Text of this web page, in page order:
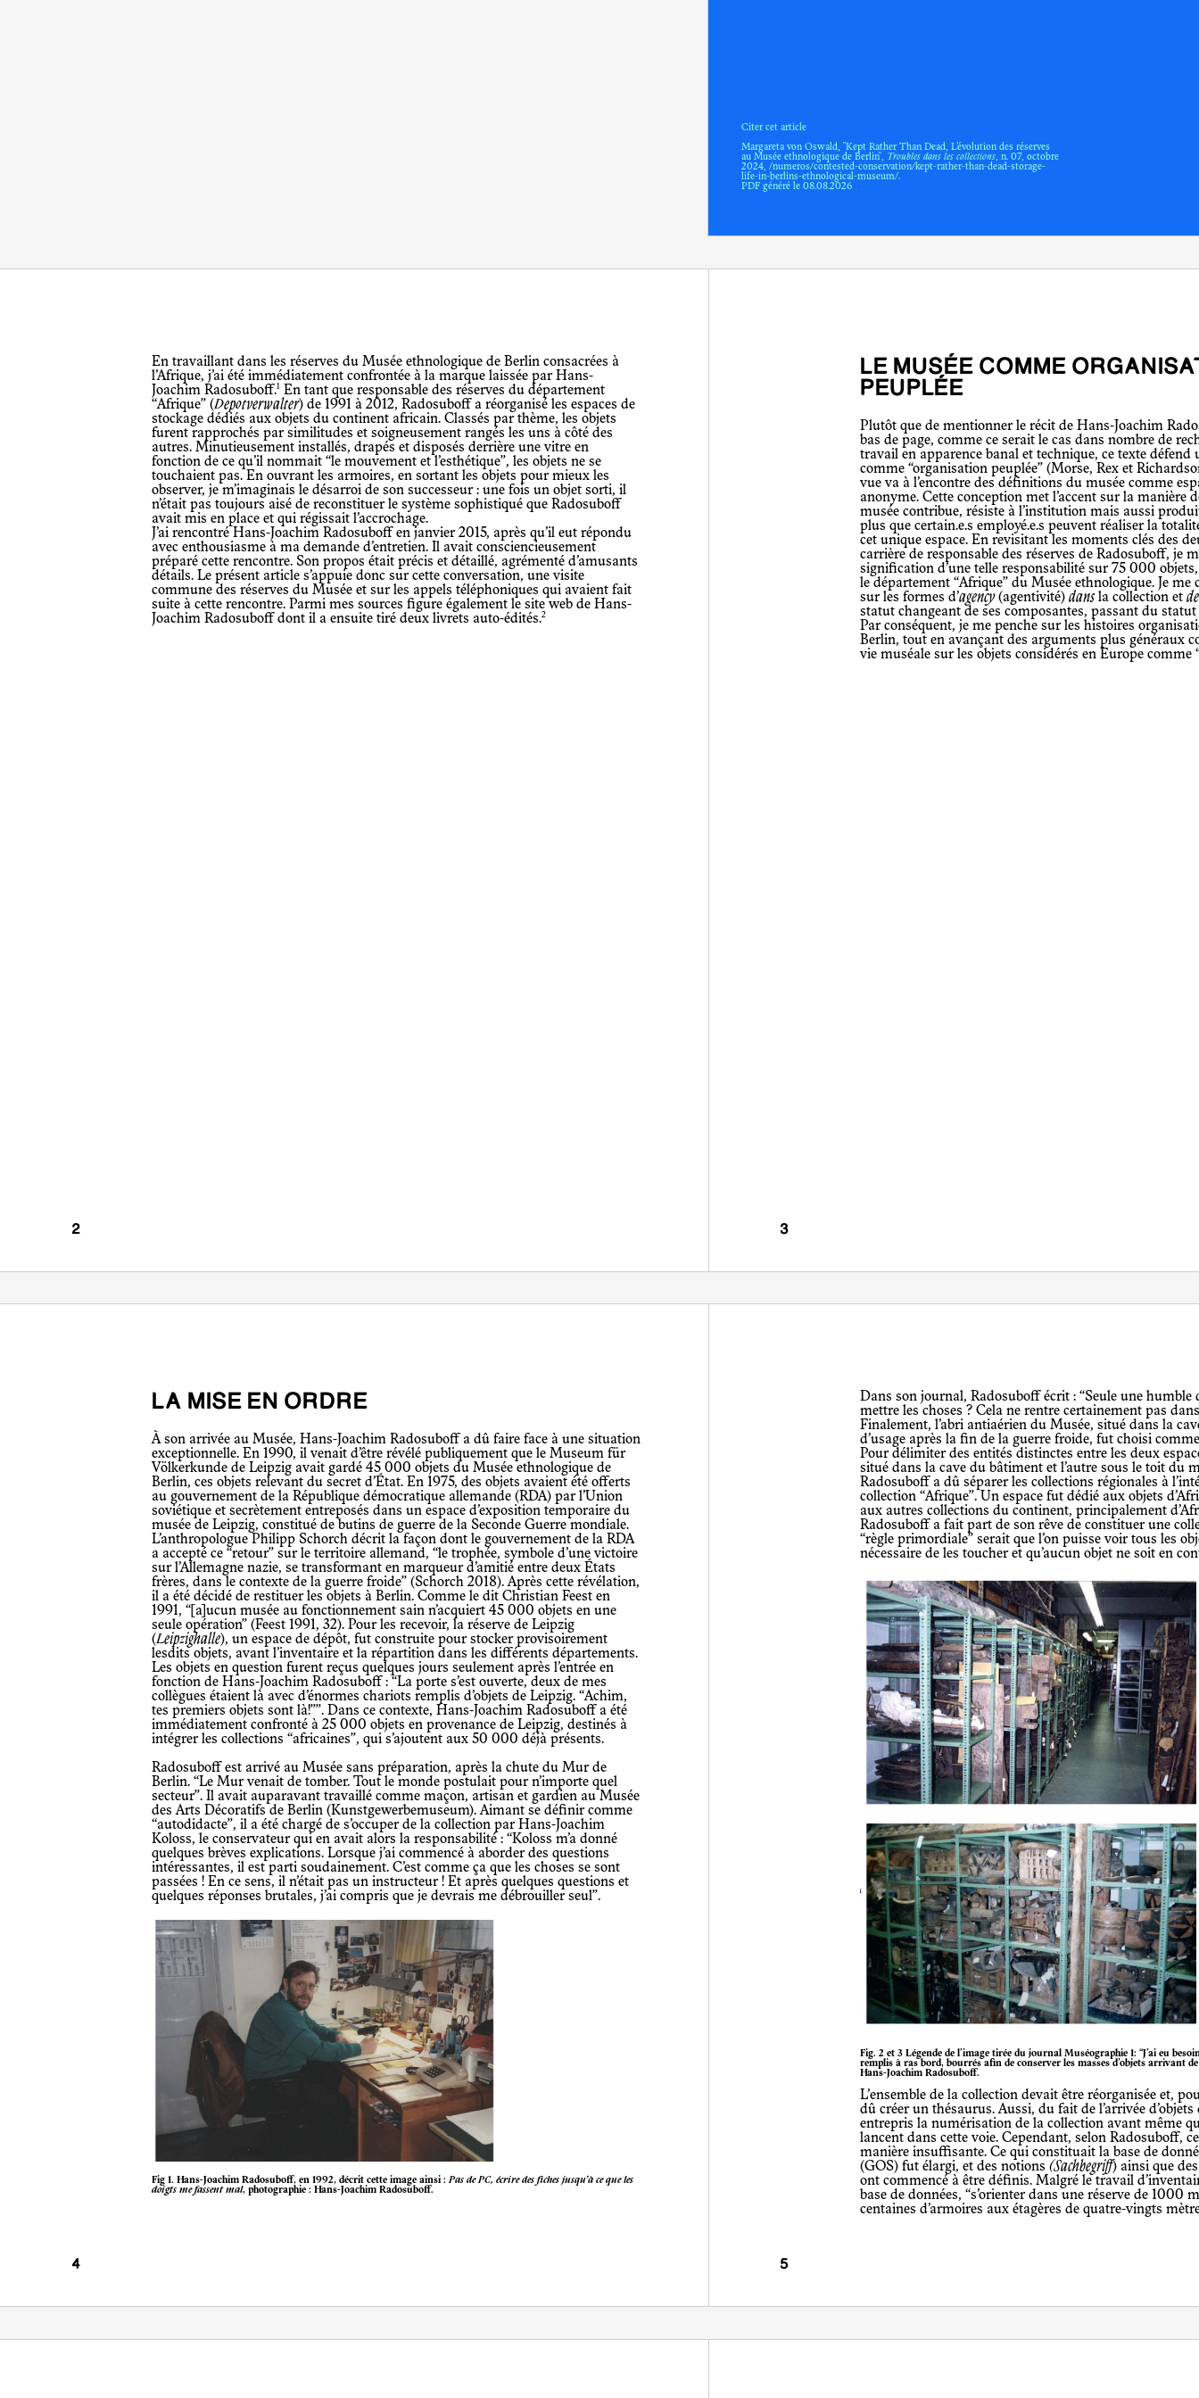
Citer cet article
Margareta von Oswald, "Kept Rather Than Dead, L’évolution des réserves
au Musée ethnologique de Berlin", Troubles dans les collections, n. 07,octobre
2024, /numeros/contested-conservation/kept-rather-than-dead-storage-
life-in-berlins-ethnological-museum/.
PDF généré le 08.08.2026
En travaillant dans les réserves du Musée ethnologique de Berlin consacrées à
l’Afrique, j’ai été immédiatement confrontée à la marque laissée par Hans-
Joachim Radosuboff.1 En tant que responsable des réserves du département
“Afrique” (Depotverwalter) de 1991 à 2012, Radosuboff a réorganisé les espaces de
stockage dédiés aux objets du continent africain. Classés par thème, les objets
furent rapprochés par similitudes et soigneusement rangés les uns à côté des
autres. Minutieusement installés, drapés et disposés derrière une vitre en
fonction de ce qu’il nommait “le mouvement et l’esthétique”, les objets ne se
touchaient pas. En ouvrant les armoires, en sortant les objets pour mieux les
observer, je m’imaginais le désarroi de son successeur : une fois un objet sorti, il
n’était pas toujours aisé de reconstituer le système sophistiqué que Radosuboff
avait mis en place et qui régissait l’accrochage.
J’ai rencontré Hans-Joachim Radosuboff en janvier 2015, après qu’il eut répondu
avec enthousiasme à ma demande d’entretien. Il avait consciencieusement
préparé cette rencontre. Son propos était précis et détaillé, agrémenté d’amusants
détails. Le présent article s’appuie donc sur cette conversation, une visite
commune des réserves du Musée et sur les appels téléphoniques qui avaient fait
suite à cette rencontre. Parmi mes sources figure également le site web de Hans-
Joachim Radosuboff dont il a ensuite tiré deux livrets auto-édités.2
LE MUSÉE COMME ORGANISATION
PEUPLÉE
Plutôt que de mentionner le récit de Hans-Joachim Radosuboff dans les notes de
bas de page, comme ce serait le cas dans nombre de
travail en apparence banal et technique, ce texte défend
comme “organisation peuplée” (Morse, Rex et
vue va à l’encontre des définitions du musée comme
anonyme. Cette conception met l’accent sur la manière
musée contribue, résiste à l’institution mais aussi
plus que certain.e.s employé.e.s peuvent réaliser la
cet unique espace. En revisitant les moments clés des
carrière de responsable des réserves de Radosuboff, je
signification d’une telle responsabilité sur 75 000 objets,
le département “Afrique” du Musée ethnologique. Je
sur les formes d’agency(agentivité) dansla collection et de
statut changeant de ses composantes, passant du statut
Par conséquent, je me penche sur les histoires
Berlin, tout en avançant des arguments plus généraux
vie muséale sur les objets considérés en Europe comme
LA MISE EN ORDRE
À son arrivée au Musée, Hans-Joachim Radosuboff a dû faire face à une situation
exceptionnelle. En 1990, il venait d’être révélé publiquement que le Museum für
Völkerkunde de Leipzig avait gardé 45 000 objets du Musée ethnologique de
Berlin, ces objets relevant du secret d’État. En 1975, des objets avaient été offerts
au gouvernement de la République démocratique allemande (RDA) par l’Union
soviétique et secrètement entreposés dans un espace d’exposition temporaire du
musée de Leipzig, constitué de butins de guerre de la Seconde Guerre mondiale.
L’anthropologue Philipp Schorch décrit la façon dont le gouvernement de la RDA
a accepté ce “retour” sur le territoire allemand, “le trophée, symbole d’une victoire
sur l’Allemagne nazie, se transformant en marqueur d’amitié entre deux États
frères, dans le contexte de la guerre froide” (Schorch 2018). Après cette révélation,
il a été décidé de restituer les objets à Berlin. Comme le dit Christian Feest en
1991, “[a]ucun musée au fonctionnement sain n’acquiert 45 000 objets en une
seule opération” (Feest 1991, 32). Pour les recevoir, la réserve de Leipzig
(Leipzighalle), un espace de dépôt, fut construite pour stocker provisoirement
lesdits objets, avant l’inventaire et la répartition dans les différents départements.
Les objets en question furent reçus quelques jours seulement après l’entrée en
fonction de Hans-Joachim Radosuboff : “La porte s’est ouverte, deux de mes
collègues étaient là avec d’énormes chariots remplis d’objets de Leipzig. “Achim,
tes premiers objets sont là!””. Dans ce contexte, Hans-Joachim Radosuboff a été
immédiatement confronté à 25 000 objets en provenance de Leipzig, destinés à
intégrer les collections “africaines”, qui s’ajoutent aux 50 000 déjà présents.
Radosuboff est arrivé au Musée sans préparation, après la chute du Mur de
Berlin. “Le Mur venait de tomber. Tout le monde postulait pour n’importe quel
secteur”. Il avait auparavant travaillé comme maçon, artisan et gardien au Musée
des Arts Décoratifs de Berlin (Kunstgewerbemuseum). Aimant se définir comme
“autodidacte”, il a été chargé de s’occuper de la collection par Hans-Joachim
Koloss, le conservateur qui en avait alors la responsabilité : “Koloss m’a donné
quelques brèves explications. Lorsque j’ai commencé à aborder des questions
intéressantes, il est parti soudainement. C’est comme ça que les choses se sont
passées ! En ce sens, il n’était pas un instructeur ! Et après quelques questions et
quelques réponses brutales, j’ai compris que je devrais me débrouiller seul”.
Fig 1. Hans-Joachim Radosuboff, en 1992, décrit cette image ainsi :Pas de PC, écrire des fiches jusqu’à ce que les
doigts me fassent mal, photographie : Hans-Joachim Radosuboff.
Dans son journal, Radosuboff écrit : “Seule une humble question demeure : Où
mettre les choses ? Cela ne rentre certainement pas
Finalement, l’abri antiaérien du Musée, situé dans la
d’usage après la fin de la guerre froide, fut choisi
Pour délimiter des entités distinctes entre les deux
situé dans la cave du bâtiment et l’autre sous le toit du
Radosuboff a dû séparer les collections régionales à
collection “Afrique”. Un espace fut dédié aux objets
aux autres collections du continent, principalement
Radosuboff a fait part de son rêve de constituer une
“règle primordiale” serait que l’on puisse voir tous les
nécessaire de les toucher et qu’aucun objet ne soit en
Fig. 2 et 3 Légende de l’image tirée du journal Muséographie 1: “J’ai eu besoin de les placer dans les couloirs
remplis à ras bord, bourrés afin de conserver les masses d’objets arrivant
Hans-Joachim Radosuboff.
L’ensemble de la collection devait être réorganisée et, pour ce faire, Radosuboff a
dû créer un thésaurus. Aussi, du fait de l’arrivée
entrepris la numérisation de la collection avant même
lancent dans cette voie. Cependant, selon Radosuboff,
manière insuffisante. Ce qui constituait la base de
(GOS) fut élargi, et des notions (Sachbegriff) ainsi que
ont commencé à être définis. Malgré le travail
base de données, “s’orienter dans une réserve de 1000
centaines d’armoires aux étagères de quatre-vingts